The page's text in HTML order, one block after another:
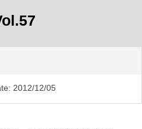
2012/12/05